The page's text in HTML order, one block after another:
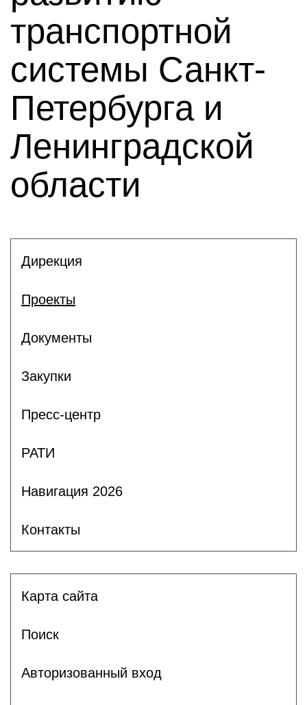
транспортной
системы Санкт-
Петербурга и
Ленинградской
области
Дирекция
Проекты
Документы
Закупки
Пресс-центр
РАТИ
Навигация 2026
Контакты
Карта сайта
Поиск
Авторизованный вход